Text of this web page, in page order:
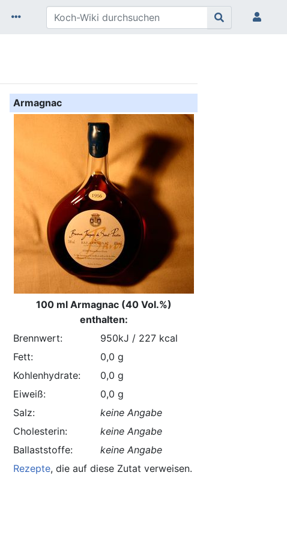
Armagnac
100 ml Armagnac (40 Vol.%)
enthalten:
Brennwert:
950kJ / 227 kcal
Fett:
0,0 g
Kohlenhydrate:
0,0 g
Eiweiß:
0,0 g
Salz:
keine Angabe
Cholesterin:
keine Angabe
Ballaststoffe:
keine Angabe
Rezepte, die auf diese Zutat verweisen.